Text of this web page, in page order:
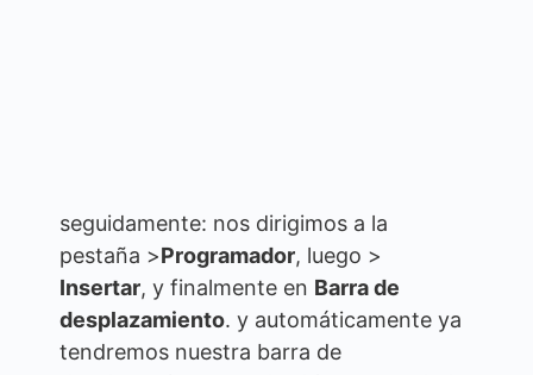
seguidamente: nos dirigimos a la
pestaña >Programador, luego >
Insertar, y finalmente en Barra de
desplazamiento. y automáticamente ya
tendremos nuestra barra de